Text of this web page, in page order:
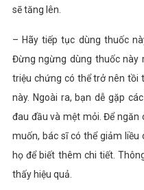
sẽ tăng lên.
– Hãy tiếp tục dùng thuốc
Đừng ngừng dùng thuốc này
triệu chứng có thể trở nên tồi
này. Ngoài ra, bạn dễ gặp
đau đầu và mệt mỏi. Để
muốn, bác sĩ có thể giảm liều
họ để biết thêm chi tiết.
thấy hiệu quả.